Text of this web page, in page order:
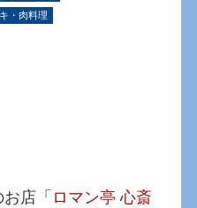
・肉料理
店「 ロマン亭 心斎